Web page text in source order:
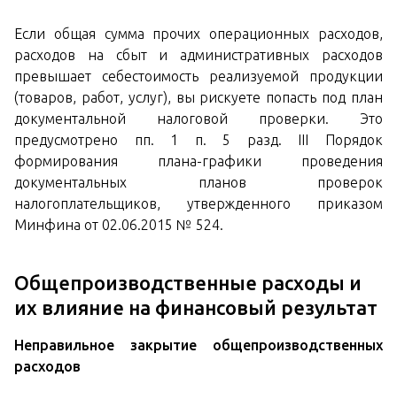
Если общая сумма прочих операционных расходов,
расходов на сбыт и административных расходов
превышает себестоимость реализуемой продукции
(товаров, работ, услуг), вы рискуете попасть под план
документальной налоговой проверки. Это
предусмотрено пп. 1 п. 5 разд. ІІІ Порядок
формирования плана-графики проведения
документальных планов проверок
налогоплательщиков, утвержденного приказом
Минфина от 02.06.2015 № 524.
Общепроизводственные расходы и
их влияние на финансовый результат
Неправильное закрытие общепроизводственных
расходов